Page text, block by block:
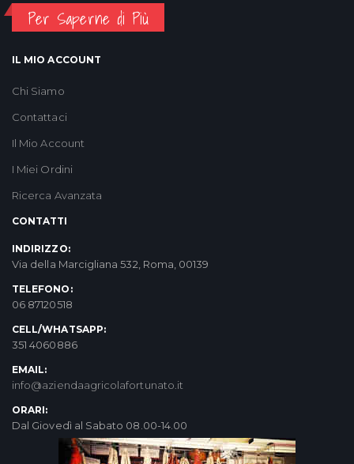
Per Saperne di Più
IL MIO ACCOUNT
Chi Siamo
Contattaci
Il Mio Account
I Miei Ordini
Ricerca Avanzata
CONTATTI
INDIRIZZO:
Via della Marcigliana 532, Roma, 00139
TELEFONO:
06 87120518
CELL/WHATSAPP:
351 4060886
EMAIL:
info@aziendaagricolafortunato.it
ORARI:
Dal Giovedì al Sabato 08.00-14.00